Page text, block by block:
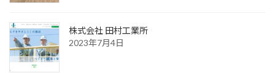
株式会社 田村工業所
2023年7月4日